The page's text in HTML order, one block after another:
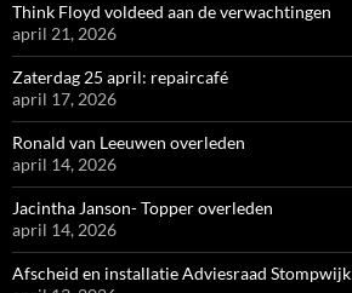
Think Floyd voldeed aan de verwachtingen
april 21, 2026
Zaterdag 25 april: repaircafé
april 17, 2026
Ronald van Leeuwen overleden
april 14, 2026
Jacintha Janson- Topper overleden
april 14, 2026
Afscheid en installatie Adviesraad Stompwijk